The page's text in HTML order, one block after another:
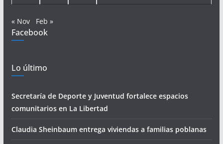
« Nov Feb »
Facebook
Lo último
Secretaría de Deporte y Juventud fortalece espacios
comunitarios en La Libertad
Claudia Sheinbaum entrega viviendas a familias poblanas